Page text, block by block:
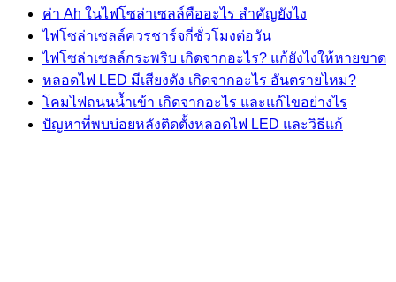
ค่า Ah ในไฟโซล่าเซลล์คืออะไร สำคัญยังไง
ไฟโซล่าเซลล์ควรชาร์จกี่ชั่วโมงต่อวัน
ไฟโซล่าเซลล์กระพริบ เกิดจากอะไร? แก้ยังไงให้หายขาด
หลอดไฟ LED มีเสียงดัง เกิดจากอะไร อันตรายไหม?
โคมไฟถนนน้ำเข้า เกิดจากอะไร และแก้ไขอย่างไร
ปัญหาที่พบบ่อยหลังติดตั้งหลอดไฟ LED และวิธีแก้